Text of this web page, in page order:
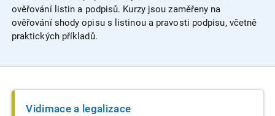
ověřování listin a podpisů. Kurzy jsou zaměřeny na
ověřování shody opisu s listinou a pravosti podpisu, včetně
praktických příkladů.
Vidimace a legalizace